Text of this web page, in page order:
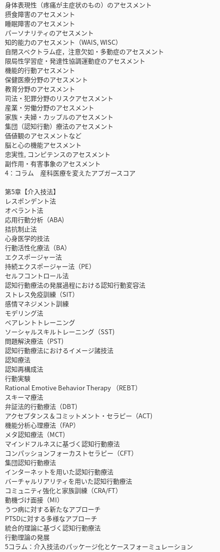
身体表現性（疼痛が主症状のもの）のアセスメント
摂食障害のアセスメント
睡眠障害のアセスメント
パーソナリティのアセスメント
知的能力のアセスメント（WAIS, WISC）
自閉スペクトラム症，注意欠如・多動症のアセスメント
限局性学習症・発達性協調運動症のアセスメント
機能的行動アセスメント
保健医療分野のアセスメント
教育分野のアセスメント
司法・犯罪分野のリスクアセスメント
産業・労働分野のアセスメント
家族・夫婦・カップルのアセスメント
集団（認知行動）療法のアセスメント
価値観のアセスメントなど
脳と心の機能アセスメント
忠実性, コンピテンスのアセスメント
副作用・有害事象のアセスメント
4：コラム 産科医療を変えたアプガースコア
第5章【介入技法】
レスポンデント法
オペラント法
応用行動分析（ABA)
拮抗制止法
心身医学的技法
行動活性化療法（BA）
エクスポージャー法
持続エクスポージャー法（PE）
セルフコントロール法
認知行動療法の発展過程における認知行動変容法
ストレス免疫訓練（SIT）
感情マネジメント訓練
モデリング法
ペアレントトレーニング
ソーシャルスキルトレーニング（SST)
問題解決療法（PST)
認知行動療法におけるイメージ諸技法
認知療法
認知再構成法
行動実験
Rational Emotive Behavior Therapy （REBT）
スキーマ療法
弁証法的行動療法（DBT)
アクセプタンス＆コミットメント・セラピー（ACT)
機能分析心理療法（FAP）
メタ認知療法（MCT)
マインドフルネスに基づく認知行動療法
コンパッションフォーカストセラピー（CFT）
集団認知行動療法
インターネットを用いた認知行動療法
バーチャルリアリティを用いた認知行動療法
コミュニティ強化と家族訓練（CRA/FT）
動機づけ面接（MI）
うつ病に対する新たなアプローチ
PTSDに対する多様なアプローチ
統合的理論に基づく認知行動療法
行動理論の発展
5コラム：介入技法のパッケージ化とケースフォーミュレーション